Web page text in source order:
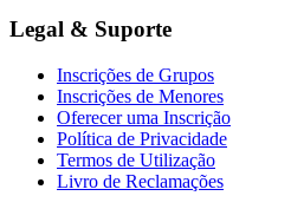
Legal & Suporte
Inscrições de Grupos
Inscrições de Menores
Oferecer uma Inscrição
Política de Privacidade
Termos de Utilização
Livro de Reclamações